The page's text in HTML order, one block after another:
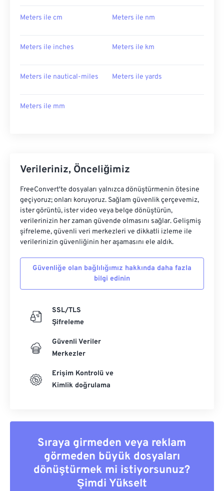
Meters ile cm Meters ile nm
Meters ile inches Meters ile km
Meters ile nautical-miles Meters ile yards
Meters ile mm
Verileriniz, Önceliğimiz
FreeConvert'te dosyaları yalnızca dönüştürmenin ötesine
geçiyoruz; onları koruyoruz. Sağlam güvenlik çerçevemiz,
ister görüntü, ister video veya belge dönüştürün,
verilerinizin her zaman güvende olmasını sağlar. Gelişmiş
şifreleme, güvenli veri merkezleri ve dikkatli izleme ile
verilerinizin güvenliğinin her aşamasını ele aldık.
Güvenliğe olan bağlılığımız hakkında daha fazla
bilgi edinin
SSL/TLS
Şifreleme
Güvenli Veriler
Merkezler
Erişim Kontrolü ve
Kimlik doğrulama
Sıraya girmeden veya reklam
görmeden büyük dosyaları
dönüştürmek mi istiyorsunuz?
Şimdi Yükselt